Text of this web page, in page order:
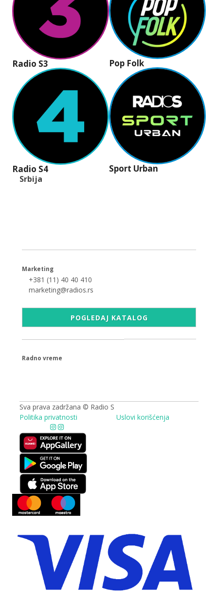
Radio S3
Radio S4
Pop Folk
Sport Urban
Srbija
Marketing
+381 (11) 40 40 410
marketing@radios.rs
POGLEDAJ KATALOG
Radno vreme
Sva prava zadržana © Radio S
Politika privatnosti
Uslovi korišćenja